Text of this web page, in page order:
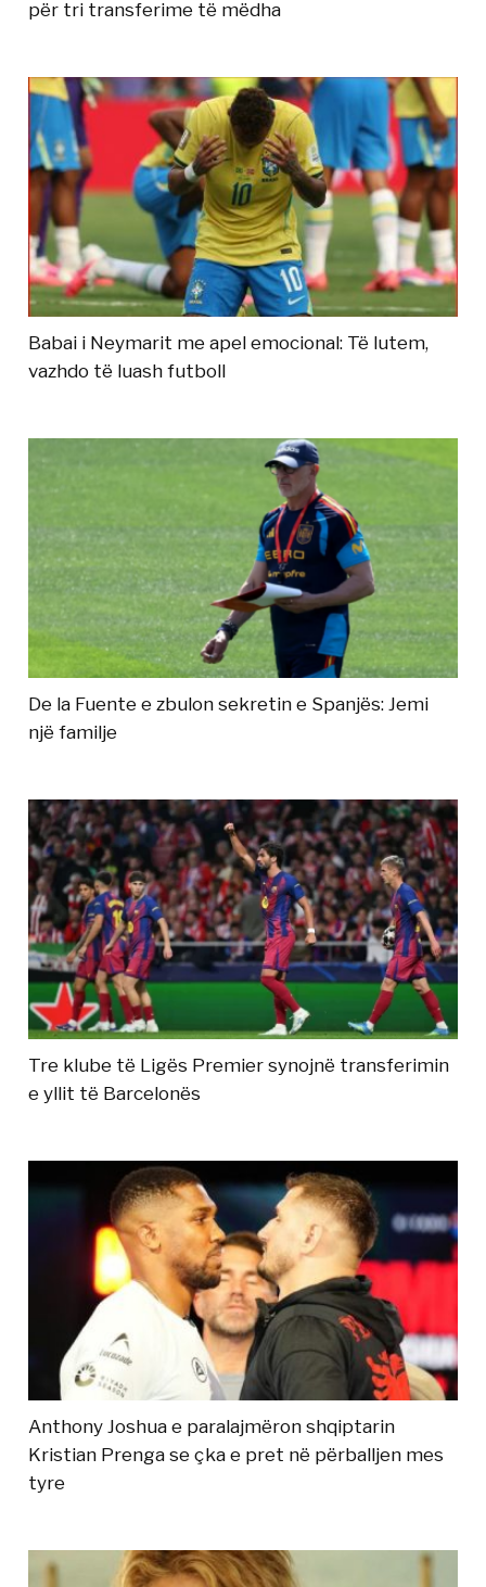
për tri transferime të mëdha
Babai i Neymarit me apel emocional: Të lutem,
vazhdo të luash futboll
De la Fuente e zbulon sekretin e Spanjës: Jemi
një familje
Tre klube të Ligës Premier synojnë transferimin
e yllit të Barcelonës
Anthony Joshua e paralajmëron shqiptarin
Kristian Prenga se çka e pret në përballjen mes
tyre